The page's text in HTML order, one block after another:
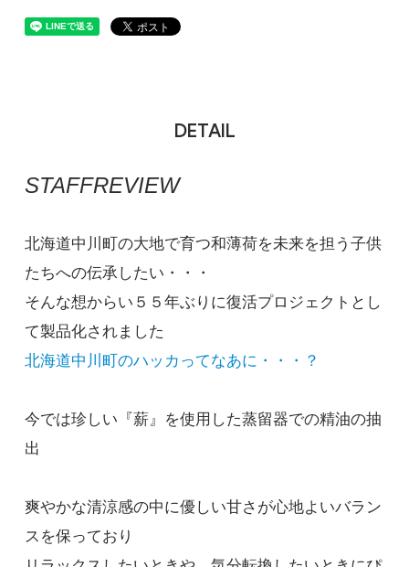
DETAIL
STAFFREVIEW
北海道中川町の大地で育つ和薄荷を未来を担う子供
たちへの伝承したい・・・
そんな想からい５５年ぶりに復活プロジェクトとし
て製品化されました
北海道中川町のハッカってなあに・・・？
今では珍しい『薪』を使用した蒸留器での精油の抽
出
爽やかな清涼感の中に優しい甘さが心地よいバラン
スを保っており